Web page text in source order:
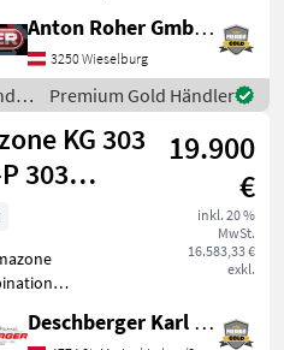
hydr.
*
Anton Roher GmbH (ACA Center Roher)
3250 Wieselburg
Premium Gold Händler
KG 303
303
19.900
€
inkl. 20 %
MwSt.
16.583,33 €
exkl.
303 Kreiselgrubber
Deschberger Karl Landtechnik GesmbH & Co KG